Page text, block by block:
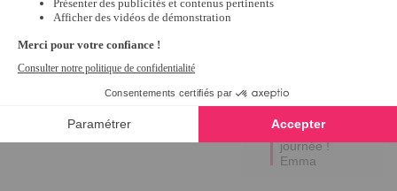
puissions en
discuter plus
Excellente
journée !
Emma